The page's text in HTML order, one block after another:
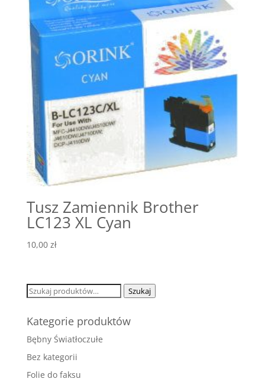
Tusz Zamiennik Brother
LC123 XL Cyan
10,00 zł
Szukaj: Szukaj
Kategorie produktów
Bębny Światłoczułe
Bez kategorii
Folie do faksu